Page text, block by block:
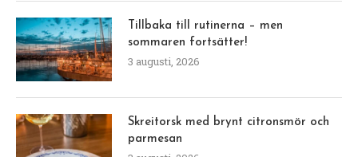
Tillbaka till rutinerna – men
sommaren fortsätter!
3 augusti, 2026
Skreitorsk med brynt citronsmör och
parmesan